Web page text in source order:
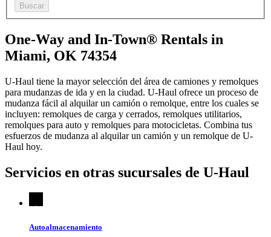
Buscar
One-Way and In-Town® Rentals in
Miami, OK 74354
U-Haul tiene la mayor selección del área de camiones y remolques
para mudanzas de ida y en la ciudad. U-Haul ofrece un proceso de
mudanza fácil al alquilar un camión o remolque, entre los cuales se
incluyen: remolques de carga y cerrados, remolques utilitarios,
remolques para auto y remolques para motocicletas. Combina tus
esfuerzos de mudanza al alquilar un camión y un remolque de U-
Haul hoy.
Servicios en otras sucursales de U-Haul
Autoalmacenamiento